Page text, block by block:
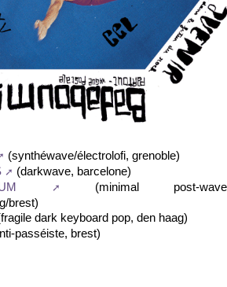
(synthéwave/électrolofi, grenoble)
(darkwave, barcelone)
(minimal post-
brest)
dark keyboard pop, den haag)
passéiste, brest)